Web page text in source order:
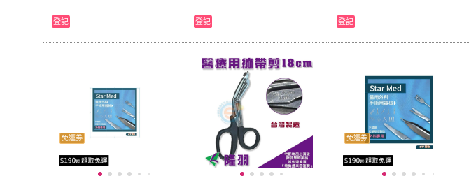
登記 登記 登記
免運券 免運券